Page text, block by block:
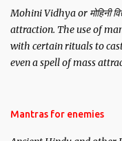
Mohini Vidhya or मोहिनी
attraction. The use of
with certain rituals to
even a spell of mass
Hindu trinity of the
Mantras for enemies